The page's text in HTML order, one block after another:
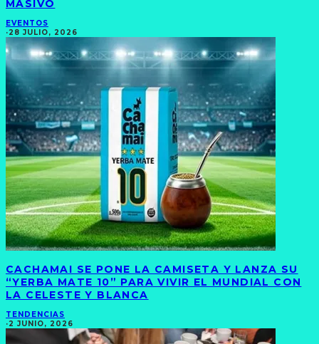
MASIVO
EVENTOS
·28 JULIO, 2026
CACHAMAI SE PONE LA CAMISETA Y LANZA SU
“YERBA MATE 10” PARA VIVIR EL MUNDIAL CON
LA CELESTE Y BLANCA
TENDENCIAS
·2 JUNIO, 2026